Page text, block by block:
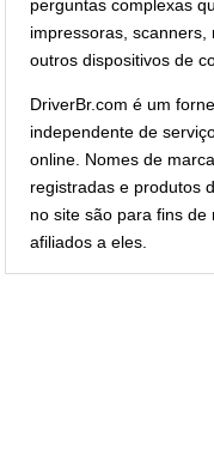
perguntas complexas
impressoras,
outros dispositivos de
DriverBr.com é um
independente de
online. Nomes de
registradas e produtos
no site são para fins
afiliados a eles.